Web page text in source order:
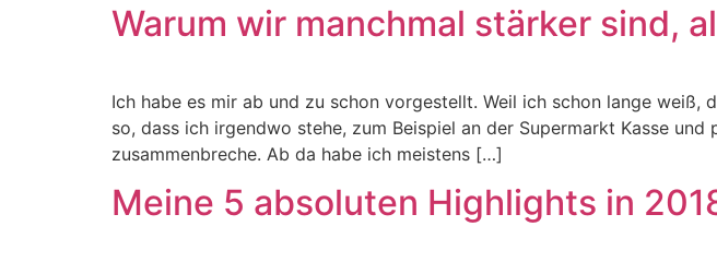
Warum wir manchmal stärker sind,
Ich habe es mir ab und zu schon vorgestellt. Weil ich schon lange
so, dass ich irgendwo stehe, zum Beispiel an der Supermarkt Kasse
zusammenbreche. Ab da habe ich meistens […]
Meine 5 absoluten Highlights in